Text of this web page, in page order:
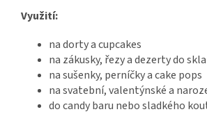
Využití:
na dorty a cupcakes
na zákusky, řezy a dezerty do skla
na sušenky, perníčky a cake pops
na svatební, valentýnské a
do candy baru nebo sladkého